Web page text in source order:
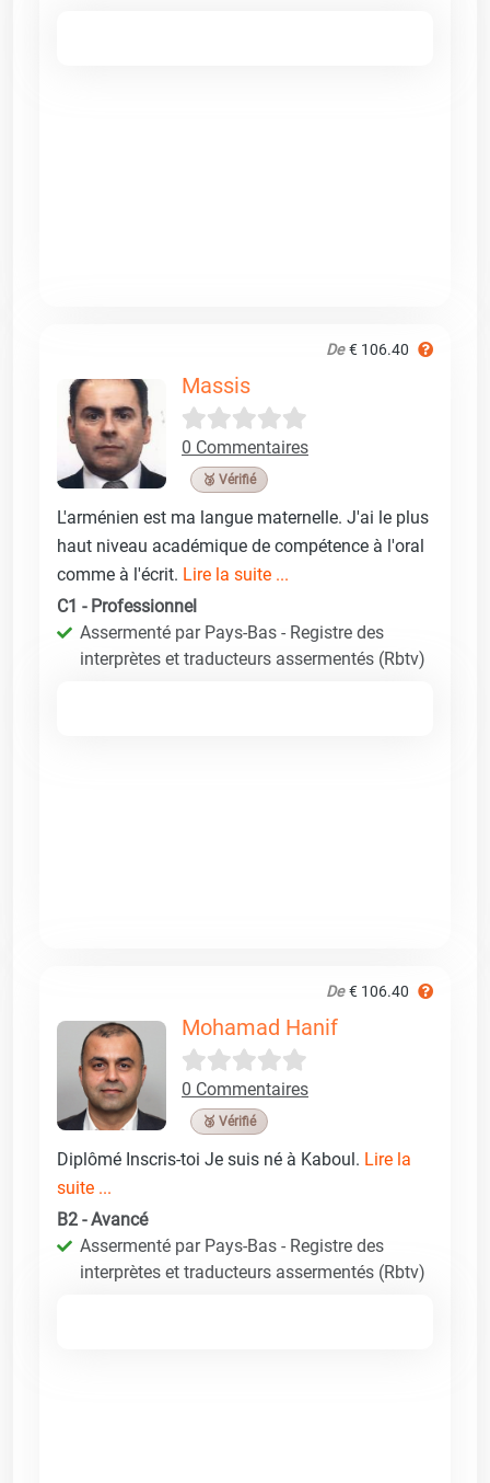
De € 106.40
Massis
0 Commentaires
🥉 Vérifié
L'arménien est ma langue maternelle. J'ai le plus
haut niveau académique de compétence à l'oral
comme à l'écrit. Lire la suite ...
C1 - Professionnel
Assermenté par Pays-Bas - Registre des
interprètes et traducteurs assermentés (Rbtv)
De € 106.40
Mohamad Hanif
0 Commentaires
🥉 Vérifié
Diplômé Inscris-toi Je suis né à Kaboul. Lire la
suite ...
B2 - Avancé
Assermenté par Pays-Bas - Registre des
interprètes et traducteurs assermentés (Rbtv)